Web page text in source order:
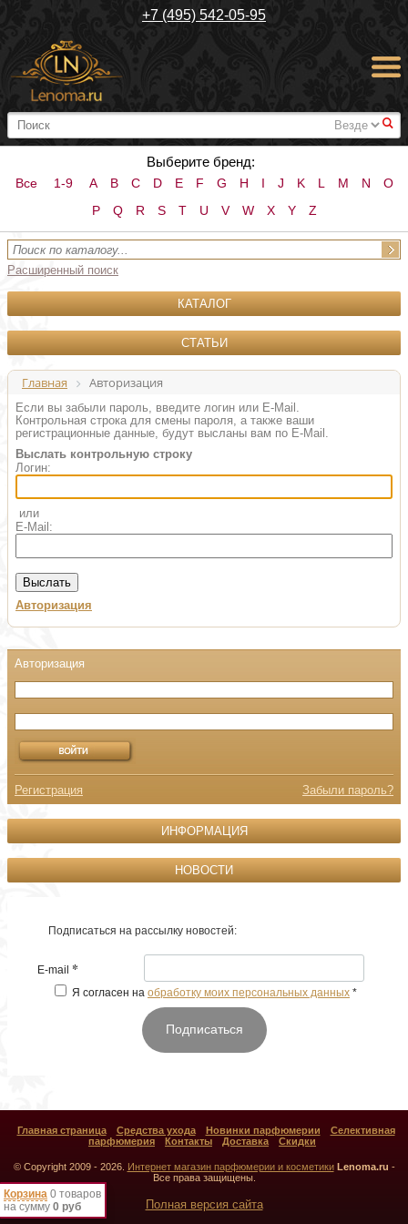
+7 (495) 542-05-95
#
Выберите бренд:
Все 1-9 A B C D E F G H I J K L M N
O
P
Q R S T U V W X Y Z
Расширенный поиск
КАТАЛОГ
СТАТЬИ
Главная Авторизация
Если вы забыли пароль, введите логин или E-Mail.
Контрольная строка для смены пароля, а также ваши
регистрационные данные, будут высланы вам по E-Mail.
Выслать контрольную строку
Логин:
или
E-Mail:
Авторизация
Корзина 0 товаров
на сумму 0 руб
Регистрация Забыли пароль?
ИНФОРМАЦИЯ
НОВОСТИ
Подписаться на рассылку новостей:
E-mail *
Я согласен на обработку моих персональных данных *
Подписаться
Главная страница Средства ухода Новинки парфюмерии
Селективная
парфюмерия
Контакты Доставка Скидки
© Copyright 2009 - 2026. Интернет магазин парфюмерии и косметики Lenoma.ru -
Все права защищены.
Полная версия сайта